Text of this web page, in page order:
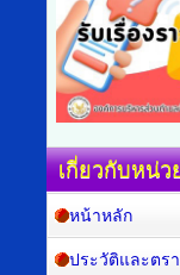
เกี่ยวกับหน่ว
หน้าหลัก
ประวัติและต